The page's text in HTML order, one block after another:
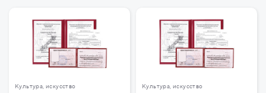
Культура, искусство Культура, искусство